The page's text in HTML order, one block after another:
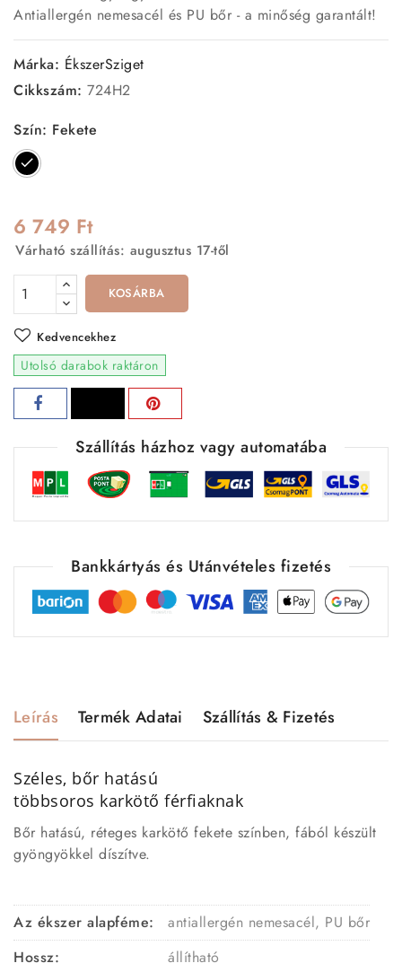
Antiallergén nemesacél és PU bőr - a minőség garantált!
Márka: ÉkszerSziget
Cikkszám: 724H2
Szín: Fekete
Fekete
6 749 Ft
Várható szállítás: augusztus 17-től
KOSÁRBA
Kedvencekhez
Utolsó darabok raktáron
Szállítás házhoz vagy automatába
Bankkártyás és Utánvételes fizetés
Leírás Termék Adatai Szállítás & Fizetés
Széles, bőr hatású
többsoros karkötő férfiaknak
Bőr hatású, réteges karkötő fekete színben, fából készült
gyöngyökkel díszítve.
Az ékszer alapféme:
antiallergén nemesacél, PU bőr
Hossz:
állítható